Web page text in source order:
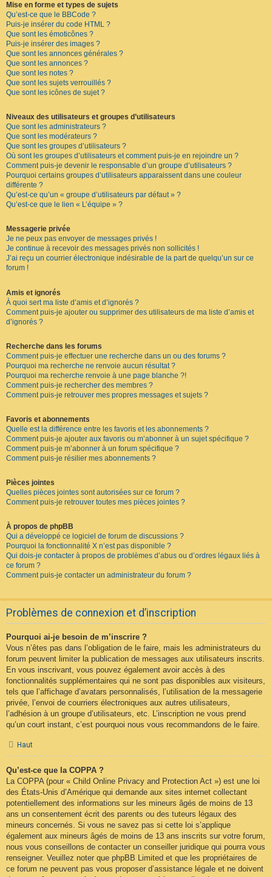
Mise en forme et types de sujets
Qu’est-ce que le BBCode ?
Puis-je insérer du code HTML ?
Que sont les émoticônes ?
Puis-je insérer des images ?
Que sont les annonces générales ?
Que sont les annonces ?
Que sont les notes ?
Que sont les sujets verrouillés ?
Que sont les icônes de sujet ?
Niveaux des utilisateurs et groupes d’utilisateurs
Que sont les administrateurs ?
Que sont les modérateurs ?
Que sont les groupes d’utilisateurs ?
Où sont les groupes d’utilisateurs et comment puis-je en rejoindre un ?
Comment puis-je devenir le responsable d’un groupe d’utilisateurs ?
Pourquoi certains groupes d’utilisateurs apparaissent dans une couleur
différente ?
Qu’est-ce qu’un « groupe d’utilisateurs par défaut » ?
Qu’est-ce que le lien « L’équipe » ?
Messagerie privée
Je ne peux pas envoyer de messages privés !
Je continue à recevoir des messages privés non sollicités !
J’ai reçu un courrier électronique indésirable de la part de quelqu’un sur ce
forum !
Amis et ignorés
À quoi sert ma liste d’amis et d’ignorés ?
Comment puis-je ajouter ou supprimer des utilisateurs de ma liste d’amis et
d’ignorés ?
Recherche dans les forums
Comment puis-je effectuer une recherche dans un ou des forums ?
Pourquoi ma recherche ne renvoie aucun résultat ?
Pourquoi ma recherche renvoie à une page blanche ?!
Comment puis-je rechercher des membres ?
Comment puis-je retrouver mes propres messages et sujets ?
Favoris et abonnements
Quelle est la différence entre les favoris et les abonnements ?
Comment puis-je ajouter aux favoris ou m’abonner à un sujet spécifique ?
Comment puis-je m’abonner à un forum spécifique ?
Comment puis-je résilier mes abonnements ?
Pièces jointes
Quelles pièces jointes sont autorisées sur ce forum ?
Comment puis-je retrouver toutes mes pièces jointes ?
À propos de phpBB
Qui a développé ce logiciel de forum de discussions ?
Pourquoi la fonctionnalité X n’est pas disponible ?
Qui dois-je contacter à propos de problèmes d’abus ou d’ordres légaux liés à
ce forum ?
Comment puis-je contacter un administrateur du forum ?
Problèmes de connexion et d’inscription
Pourquoi ai-je besoin de m’inscrire ?
Vous n’êtes pas dans l’obligation de le faire, mais les administrateurs du
forum peuvent limiter la publication de messages aux utilisateurs inscrits.
En vous inscrivant, vous pouvez également avoir accès à des
fonctionnalités supplémentaires qui ne sont pas disponibles aux visiteurs,
tels que l’affichage d’avatars personnalisés, l’utilisation de la messagerie
privée, l’envoi de courriers électroniques aux autres utilisateurs,
l’adhésion à un groupe d’utilisateurs, etc. L’inscription ne vous prend
qu’un court instant, c’est pourquoi nous vous recommandons de le faire.
Haut
Qu’est-ce que la COPPA ?
La COPPA (pour « Child Online Privacy and Protection Act ») est une loi
des États-Unis d’Amérique qui demande aux sites internet collectant
potentiellement des informations sur les mineurs âgés de moins de 13
ans un consentement écrit des parents ou des tuteurs légaux des
mineurs concernés. Si vous ne savez pas si cette loi s’applique
également aux mineurs âgés de moins de 13 ans inscrits sur votre forum,
nous vous conseillons de contacter un conseiller juridique qui pourra vous
renseigner. Veuillez noter que phpBB Limited et que les propriétaires de
ce forum ne peuvent pas vous proposer d’assistance légale et ne doivent